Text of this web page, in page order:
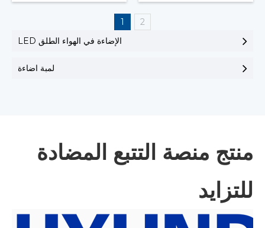
1
2
LED الإضاءة في الهواء الطلق
لمبة اضاءة
منتج منصة التتبع المضادة
للتزايد